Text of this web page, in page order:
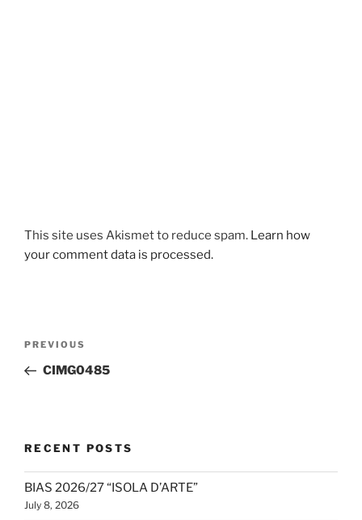
This site uses Akismet to reduce spam. Learn how
your comment data is processed.
Previous
Post
PREVIOUS
CIMG0485
RECENT POSTS
BIAS 2026/27 “ISOLA D’ARTE”
July 8, 2026